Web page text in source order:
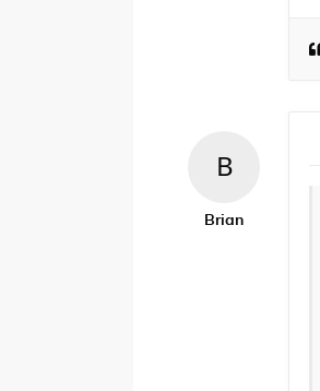
Brian